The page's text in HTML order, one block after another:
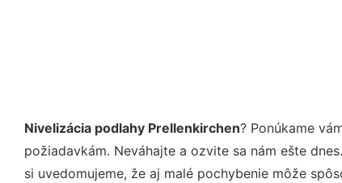
Nivelizácia podlahy Prellenkirchen? Ponúkame
požiadavkám. Neváhajte a ozvite sa nám ešte
si uvedomujeme, že aj malé pochybenie môže